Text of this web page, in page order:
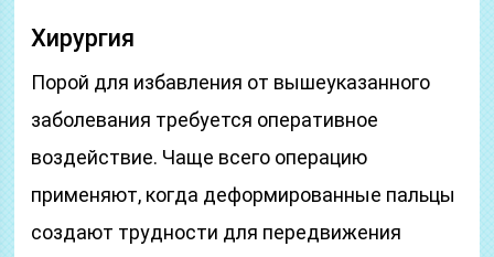
Хирургия
Порой для избавления от вышеуказанного
заболевания требуется оперативное
воздействие. Чаще всего операцию
применяют, когда деформированные пальцы
создают трудности для передвижения